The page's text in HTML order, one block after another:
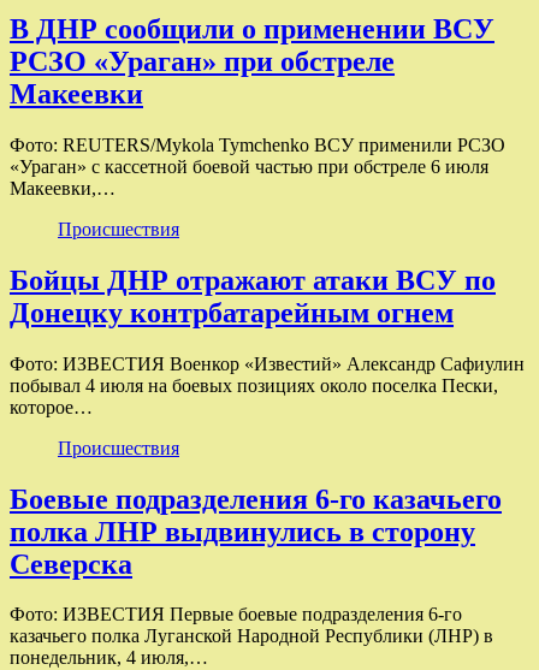
В ДНР сообщили о применении ВСУ
РСЗО «Ураган» при обстреле
Макеевки
Фото: REUTERS/Mykola Tymchenko ВСУ применили РСЗО
«Ураган» с кассетной боевой частью при обстреле 6 июля
Макеевки,…
Происшествия
Бойцы ДНР отражают атаки ВСУ по
Донецку контрбатарейным огнем
Фото: ИЗВЕСТИЯ Военкор «Известий» Александр Сафиулин
побывал 4 июля на боевых позициях около поселка Пески,
которое…
Происшествия
Боевые подразделения 6-го казачьего
полка ЛНР выдвинулись в сторону
Северска
Фото: ИЗВЕСТИЯ Первые боевые подразделения 6-го
казачьего полка Луганской Народной Республики (ЛНР) в
понедельник, 4 июля,…